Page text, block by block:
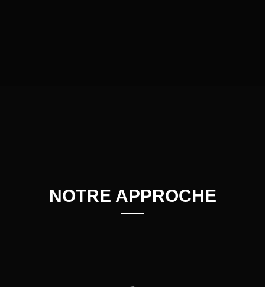
NOTRE APPROCHE